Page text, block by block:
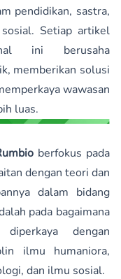
pendidikan, sastra,
Setiap artikel
ini berusaha
memberikan solusi
wawasan
luas.
berfokus pada
dengan teori dan
dalam bidang
pada bagaimana
dengan
ilmu humaniora,
dan ilmu sosial.